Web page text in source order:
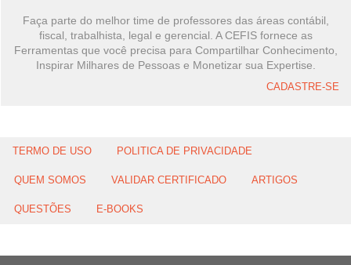
Faça parte do melhor time de professores das áreas contábil,
fiscal, trabalhista, legal e gerencial. A CEFIS fornece as
Ferramentas que você precisa para Compartilhar Conhecimento,
Inspirar Milhares de Pessoas e Monetizar sua Expertise.
CADASTRE-SE
TERMO DE USO POLITICA DE PRIVACIDADE
QUEM SOMOS VALIDAR CERTIFICADO ARTIGOS
QUESTÕES E-BOOKS